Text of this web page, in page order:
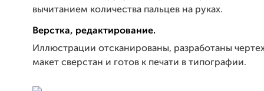
вычитанием количества пальцев на руках.
Верстка, редактирование.
Иллюстрации отсканированы, разработаны
макет сверстан и готов к печати в типографии.